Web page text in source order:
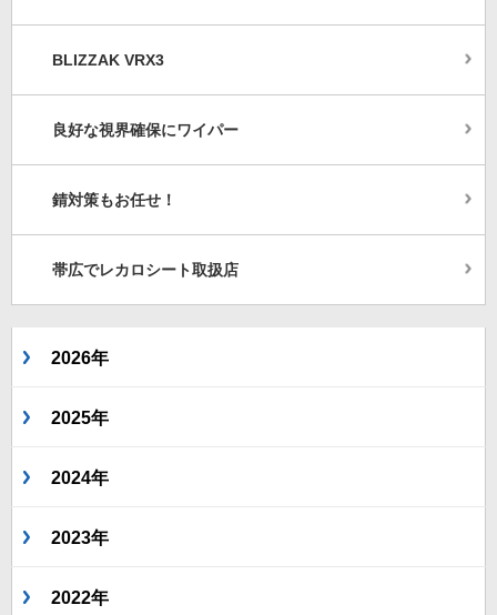
BLIZZAK VRX3
良好な視界確保にワイパー
錆対策もお任せ！
帯広でレカロシート取扱店
2026年
2025年
2024年
2023年
2022年